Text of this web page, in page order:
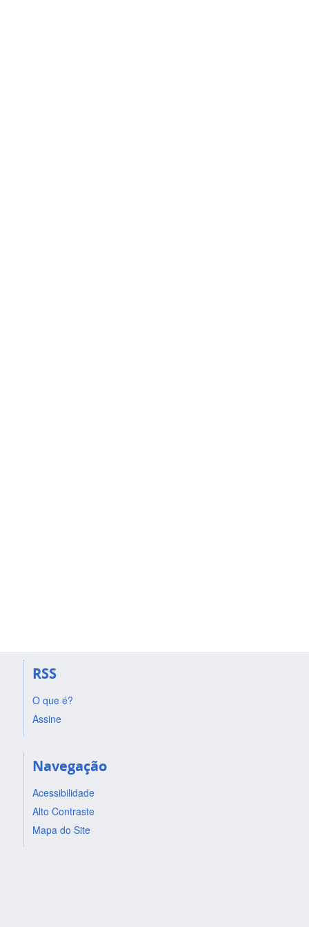
RSS
O que é?
Assine
Navegação
Acessibilidade
Alto Contraste
Mapa do Site